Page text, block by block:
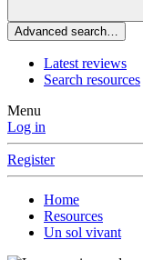
Advanced search…
Latest reviews
Search resources
Menu
Log in
Register
Home
Resources
Un sol vivant